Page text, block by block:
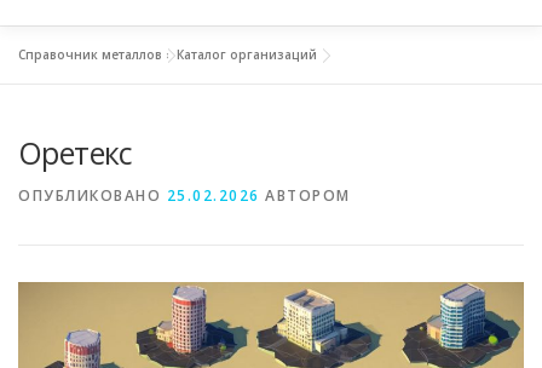
МЕТАЛЛЫ И ОКРУЖАЮЩАЯ СРЕДА
СВОЙСТВА МЕТАЛЛОВ СОРТА МЕТАЛЛОВ
Справочник металлов »Каталог организаций
Оретекс
ОПУБЛИКОВАНО 25.02.2026 АВТОРОМ